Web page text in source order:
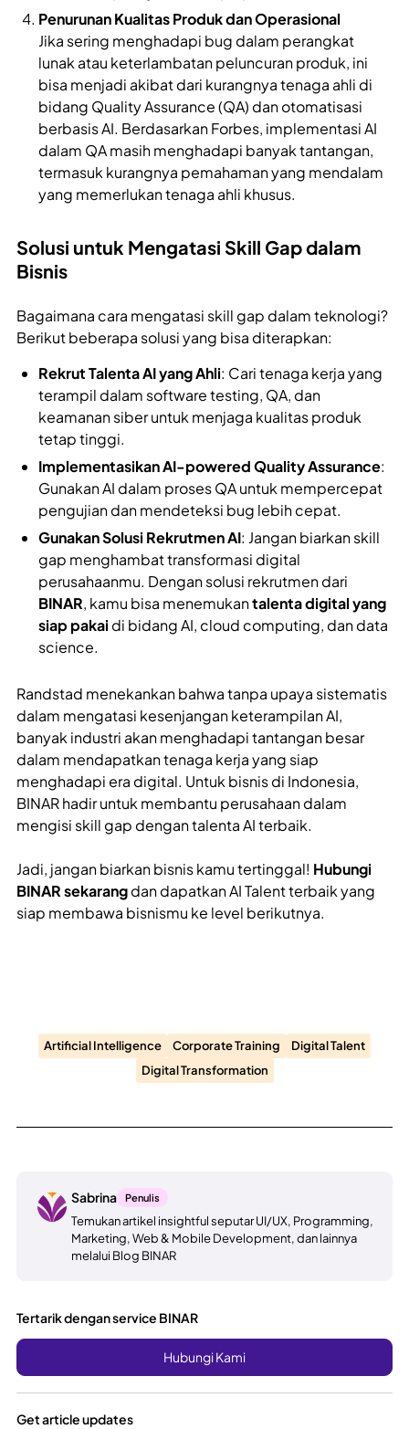
Penurunan Kualitas Produk dan Operasional
Jika sering menghadapi bug dalam perangkat
lunak atau keterlambatan peluncuran produk, ini
bisa menjadi akibat dari kurangnya tenaga ahli di
bidang Quality Assurance (QA) dan otomatisasi
berbasis AI. Berdasarkan Forbes, implementasi AI
dalam QA masih menghadapi banyak tantangan,
termasuk kurangnya pemahaman yang mendalam
yang memerlukan tenaga ahli khusus.
Solusi untuk Mengatasi Skill Gap dalam
Bisnis
Bagaimana cara mengatasi skill gap dalam teknologi?
Berikut beberapa solusi yang bisa diterapkan:
Rekrut Talenta AI yang Ahli: Cari tenaga kerja yang
terampil dalam software testing, QA, dan
keamanan siber untuk menjaga kualitas produk
tetap tinggi.
Implementasikan AI-powered Quality Assurance:
Gunakan AI dalam proses QA untuk mempercepat
pengujian dan mendeteksi bug lebih cepat.
Gunakan Solusi Rekrutmen AI: Jangan biarkan skill
gap menghambat transformasi digital
perusahaanmu. Dengan solusi rekrutmen dari
BINAR, kamu bisa menemukantalenta digital yang
siap pakai di bidang AI, cloud computing, dan data
science.
Randstad menekankan bahwa tanpa upaya sistematis
dalam mengatasi kesenjangan keterampilan AI,
banyak industri akan menghadapi tantangan besar
dalam mendapatkan tenaga kerja yang siap
menghadapi era digital. Untuk bisnis di Indonesia,
BINAR hadir untuk membantu perusahaan dalam
mengisi skill gap dengan talenta AI terbaik.
Jadi, jangan biarkan bisnis kamu tertinggal! Hubungi
BINAR sekarangdan dapatkan AI Talent terbaik yang
siap membawa bisnismu ke level berikutnya.
Artificial Intelligence Corporate Training
Digital Talent
Digital Transformation
Sabrina Penulis
Temukan artikel insightful seputar UI/UX, Programming,
Marketing, Web & Mobile Development, dan lainnya
melalui Blog BINAR
Tertarik dengan service BINAR
Hubungi Kami
Get article updates